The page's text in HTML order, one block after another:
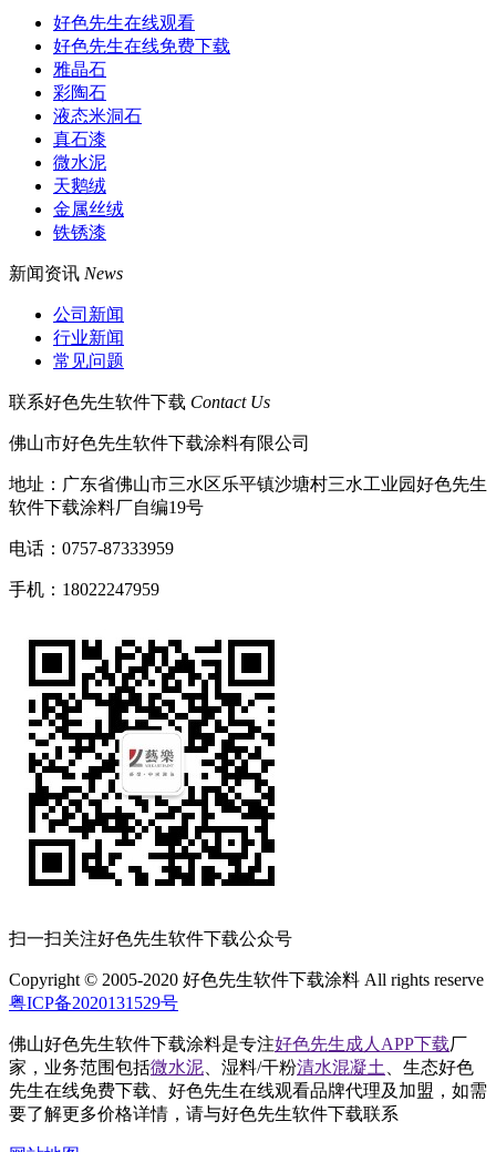
好色先生在线观看
好色先生在线免费下载
雅晶石
彩陶石
液态米洞石
真石漆
微水泥
天鹅绒
金属丝绒
铁锈漆
新闻资讯 News
公司新闻
行业新闻
常见问题
联系好色先生软件下载 Contact Us
佛山市好色先生软件下载涂料有限公司
地址：广东省佛山市三水区乐平镇沙塘村三水工业园好色先生
软件下载涂料厂自编19号
电话：0757-87333959
手机：18022247959
扫一扫关注好色先生软件下载公众号
Copyright © 2005-2020 好色先生软件下载涂料 All rights reserve
粤ICP备2020131529号
佛山好色先生软件下载涂料是专注好色先生成人APP下载厂
家，业务范围包括微水泥 、湿料/干粉清水混凝土
、生态好色
先生在线免费下载、好色先生在线观看品牌代理及加盟，如需
要了解更多价格详情，请与好色先生软件下载联系